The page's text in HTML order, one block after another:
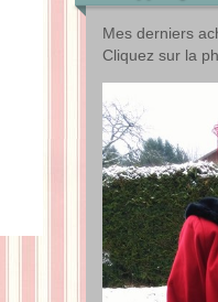
Mes derniers
Cliquez sur la